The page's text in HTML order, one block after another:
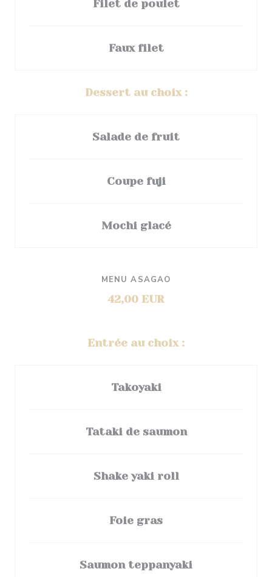
Filet de poulet
Faux filet
Dessert au choix :
Salade de fruit
Coupe fuji
Mochi glacé
MENU ASAGAO
42,00 EUR
Entrée au choix :
Takoyaki
Tataki de saumon
Shake yaki roll
Foie gras
Saumon teppanyaki